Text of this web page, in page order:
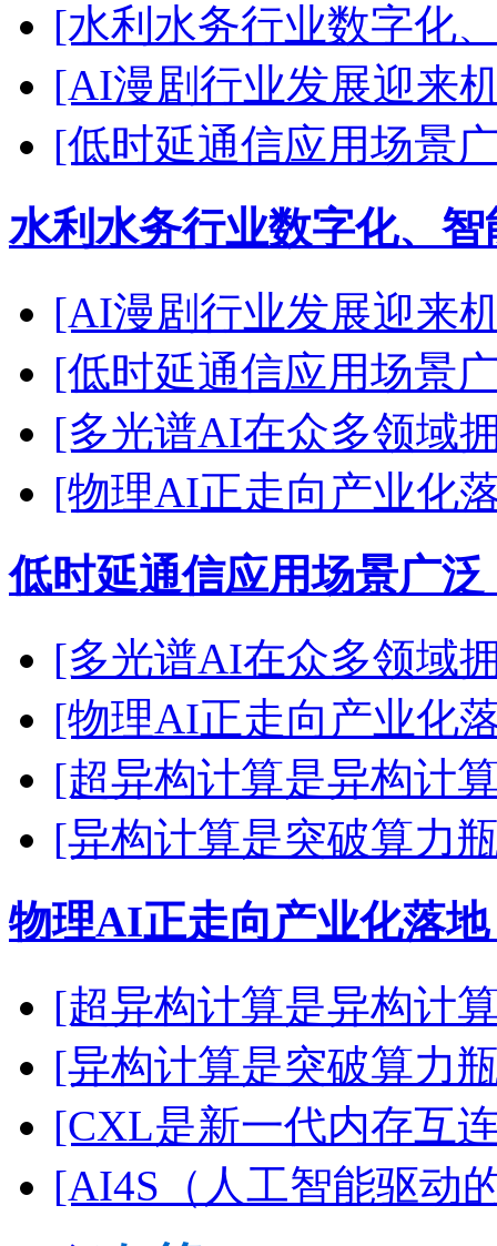
[水利水务行业数字化
[AI漫剧行业发展迎来
[低时延通信应用场景
水利水务行业数字化、
[AI漫剧行业发展迎来
[低时延通信应用场景
[多光谱AI在众多领域
[物理AI正走向产业化
低时延通信应用场景广
[多光谱AI在众多领域
[物理AI正走向产业化
[超异构计算是异构计
[异构计算是突破算力
物理AI正走向产业化落
[超异构计算是异构计
[异构计算是突破算力
[CXL是新一代内存互
[AI4S（人工智能驱动